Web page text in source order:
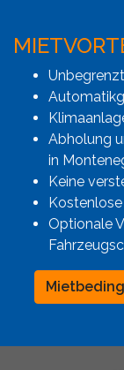
Abholung
in
Keine
Optionale